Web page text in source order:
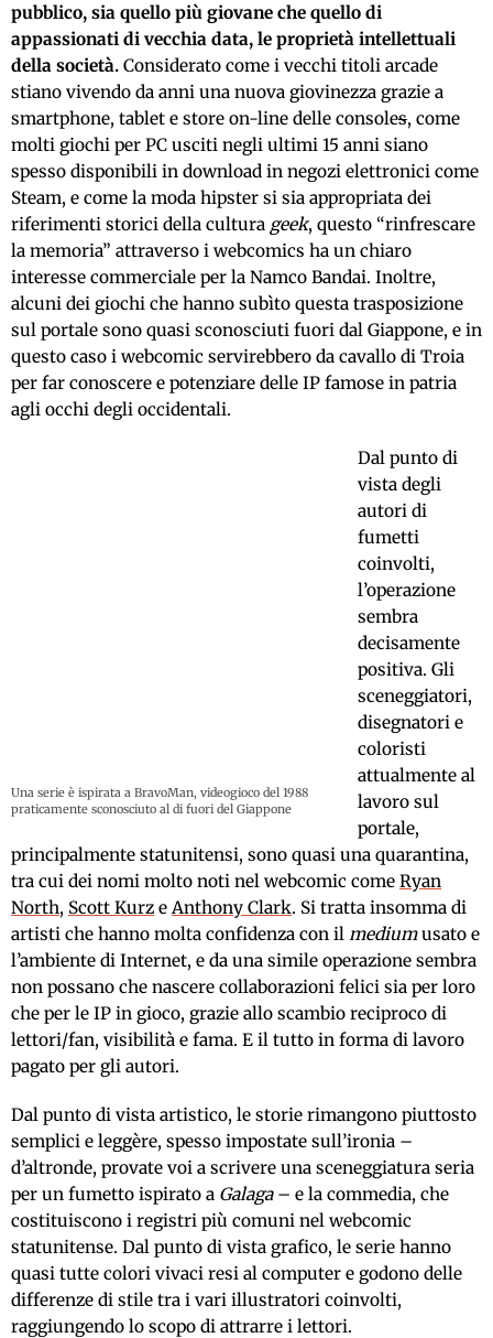
pubblico, sia quello più giovane che quello di
appassionati di vecchia data, le proprietà intellettuali
della società. Considerato come i vecchi titoli arcade
stiano vivendo da anni una nuova giovinezza grazie a
smartphone, tablet e store on-line delle consoles, come
molti giochi per PC usciti negli ultimi 15 anni siano
spesso disponibili in download in negozi elettronici come
Steam, e come la moda hipster si sia appropriata dei
riferimenti storici della cultura geek, questo “rinfrescare
la memoria” attraverso i webcomics ha un chiaro
interesse commerciale per la Namco Bandai. Inoltre,
alcuni dei giochi che hanno subìto questa trasposizione
sul portale sono quasi sconosciuti fuori dal Giappone, e in
questo caso i webcomic servirebbero da cavallo di Troia
per far conoscere e potenziare delle IP famose in patria
agli occhi degli occidentali.
Una serie è ispirata a BravoMan, videogioco del 1988
praticamente sconosciuto al di fuori del Giappone
Dal punto di
vista degli
autori di
fumetti
coinvolti,
l’operazione
sembra
decisamente
positiva. Gli
sceneggiatori,
disegnatori e
coloristi
attualmente al
lavoro sul
portale,
principalmente statunitensi, sono quasi una quarantina,
tra cui dei nomi molto noti nel webcomic come Ryan
North, Scott Kurz e Anthony Clark. Si tratta insomma di
artisti che hanno molta confidenza con il mediumusato e
l’ambiente di Internet, e da una simile operazione sembra
non possano che nascere collaborazioni felici sia per loro
che per le IP in gioco, grazie allo scambio reciproco di
lettori/fan, visibilità e fama. E il tutto in forma di lavoro
pagato per gli autori.
Dal punto di vista artistico, le storie rimangono piuttosto
semplici e leggère, spesso impostate sull’ironia –
d’altronde, provate voi a scrivere una sceneggiatura seria
per un fumetto ispirato a Galaga– e la commedia, che
costituiscono i registri più comuni nel webcomic
statunitense. Dal punto di vista grafico, le serie hanno
quasi tutte colori vivaci resi al computer e godono delle
differenze di stile tra i vari illustratori coinvolti,
raggiungendo lo scopo di attrarre i lettori.